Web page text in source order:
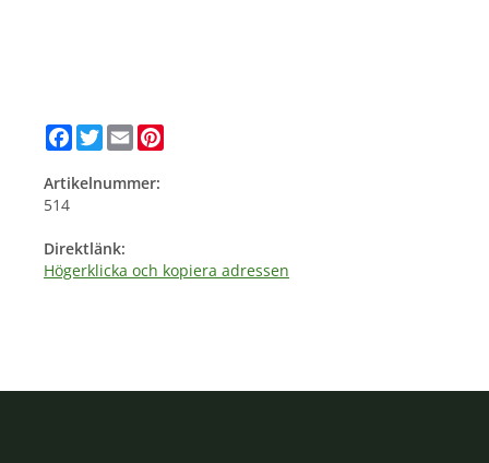
Facebook
Twitter
Email
Artikelnummer:
514
Direktlänk:
Högerklicka och kopiera adressen